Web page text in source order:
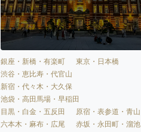
銀座・新橋・有楽町
東京・日本橋
渋谷・恵比寿・代官山
新宿・代々木・大久保
池袋・高田馬場・早稲田
目黒・白金・五反田
原宿・表参道・青山
六本木・麻布・広尾
赤坂・永田町・溜池